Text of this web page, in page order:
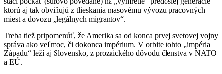
ktorú aj tak obviňujú z tlieskania masovému vývozu pracovných
miest a dovozu „legálnych migrantov“.
Treba tiež pripomenúť, že Amerika sa od konca prvej svetovej vojny
správa ako veľmoc, či dokonca impérium. V orbite tohto „impéria
Západu“ leží aj Slovensko, z prozaického dôvodu členstva v NATO
a EÚ.